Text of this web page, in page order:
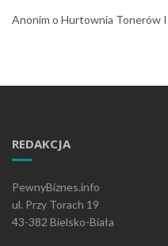
Anonim o Hurtownia Tonerów I
REDAKCJA
PewnyBiznes.info
ul. Przy Torach 19
43-382 Bielsko-Biała